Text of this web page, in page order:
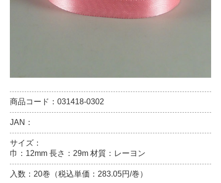
商品コード：031418-0302
JAN：
サイズ：
巾：12mm 長さ：29m 材質：レーヨン
入数：20巻（税込単価：283.05円/巻）